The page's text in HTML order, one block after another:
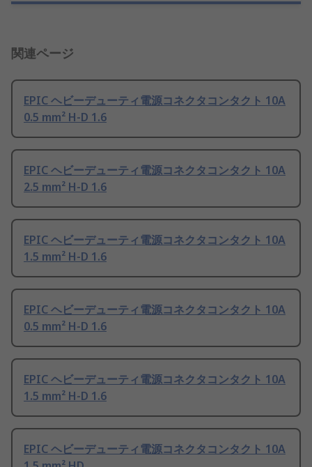
関連ページ
EPIC ヘビーデューティ電源コネクタコンタクト 10A
0.5 mm² H-D 1.6
EPIC ヘビーデューティ電源コネクタコンタクト 10A
2.5 mm² H-D 1.6
EPIC ヘビーデューティ電源コネクタコンタクト 10A
1.5 mm² H-D 1.6
EPIC ヘビーデューティ電源コネクタコンタクト 10A
0.5 mm² H-D 1.6
EPIC ヘビーデューティ電源コネクタコンタクト 10A
1.5 mm² H-D 1.6
EPIC ヘビーデューティ電源コネクタコンタクト 10A